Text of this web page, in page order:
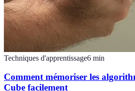
Techniques d'apprentissage6 min
Comment mémoriser les
Cube facilement